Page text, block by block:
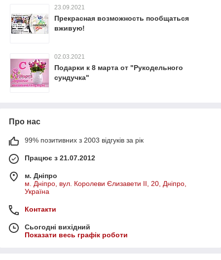
23.09.2021
Прекрасная возможность пообщаться
вживую!
02.03.2021
Подарки к 8 марта от "Рукодельного
сундучка"
Про нас
99% позитивних з 2003 відгуків за рік
Працює з 21.07.2012
м. Дніпро
м. Дніпро, вул. Королеви Єлизавети ІІ, 20, Дніпро,
Україна
Контакти
Сьогодні вихідний
Показати весь графік роботи